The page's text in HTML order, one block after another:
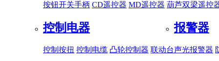
按钮开关手柄 CD遥控器 MD遥控器 葫芦双梁遥控
控制电器
控制按扭 控制电缆 凸轮控制器 联动台
报警器
声光报警器